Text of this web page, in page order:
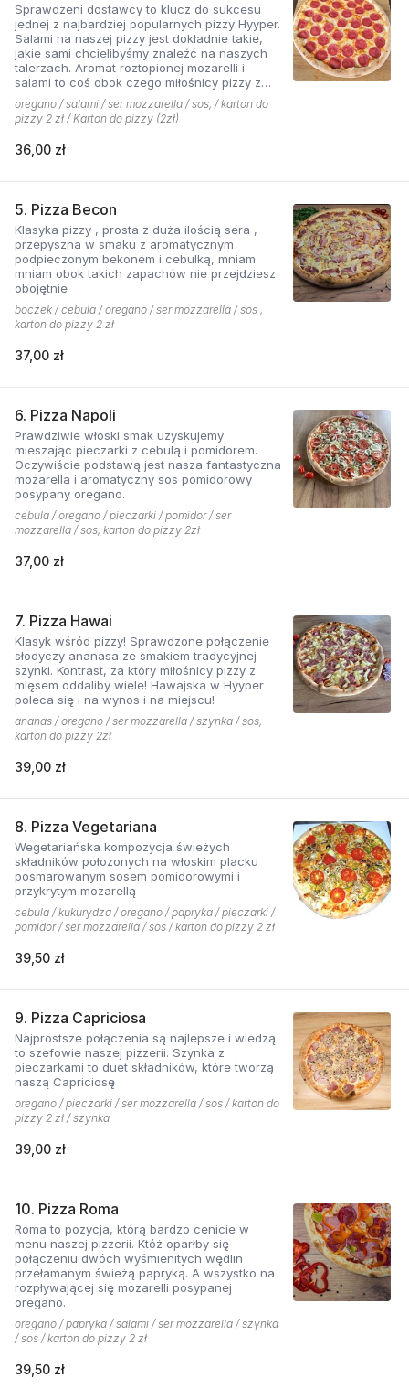
Sprawdzeni dostawcy to klucz do sukcesu
jednej z najbardziej popularnych pizzy Hyyper.
Salami na naszej pizzy jest dokładnie takie,
jakie sami chcielibyśmy znaleźć na naszych
talerzach. Aromat roztopionej mozarelli i
salami to coś obok czego miłośnicy pizzy z
mięsem nie przejdą obojętnie!
oregano / salami / ser mozzarella / sos, / karton do
pizzy 2 zł / Karton do pizzy (2zł)
36,00 zł
5. Pizza Becon
Klasyka pizzy , prosta z duża ilością sera ,
przepyszna w smaku z aromatycznym
podpieczonym bekonem i cebulką, mniam
mniam obok takich zapachów nie przejdziesz
obojętnie
boczek / cebula / oregano / ser mozzarella / sos ,
karton do pizzy 2 zł
37,00 zł
6. Pizza Napoli
Prawdziwie włoski smak uzyskujemy
mieszając pieczarki z cebulą i pomidorem.
Oczywiście podstawą jest nasza fantastyczna
mozarella i aromatyczny sos pomidorowy
posypany oregano.
cebula / oregano / pieczarki / pomidor / ser
mozzarella / sos, karton do pizzy 2zł
37,00 zł
7. Pizza Hawai
Klasyk wśród pizzy! Sprawdzone połączenie
słodyczy ananasa ze smakiem tradycyjnej
szynki. Kontrast, za który miłośnicy pizzy z
mięsem oddaliby wiele! Hawajska w Hyyper
poleca się i na wynos i na miejscu!
ananas / oregano / ser mozzarella / szynka / sos,
karton do pizzy 2zł
39,00 zł
8. Pizza Vegetariana
Wegetariańska kompozycja świeżych
składników położonych na włoskim placku
posmarowanym sosem pomidorowymi i
przykrytym mozarellą
cebula / kukurydza / oregano / papryka / pieczarki /
pomidor / ser mozzarella / sos / karton do pizzy 2 zł
39,50 zł
9. Pizza Capriciosa
Najprostsze połączenia są najlepsze i wiedzą
to szefowie naszej pizzerii. Szynka z
pieczarkami to duet składników, które tworzą
naszą Capriciosę
oregano / pieczarki / ser mozzarella / sos / karton do
pizzy 2 zł / szynka
39,00 zł
10. Pizza Roma
Roma to pozycja, którą bardzo cenicie w
menu naszej pizzerii. Któż oparłby się
połączeniu dwóch wyśmienitych wędlin
przełamanym świeżą papryką. A wszystko na
rozpływającej się mozarelli posypanej
oregano.
oregano / papryka / salami / ser mozzarella / szynka
/ sos / karton do pizzy 2 zł
39,50 zł